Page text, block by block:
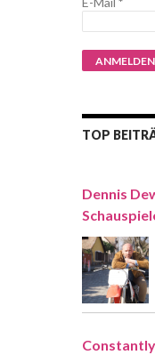
TOP
Dennis